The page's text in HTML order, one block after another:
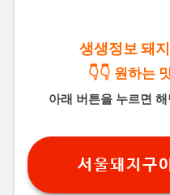
생생정보 돼
👇👇 원하는
아래 버튼을 누르면
서울돼지구